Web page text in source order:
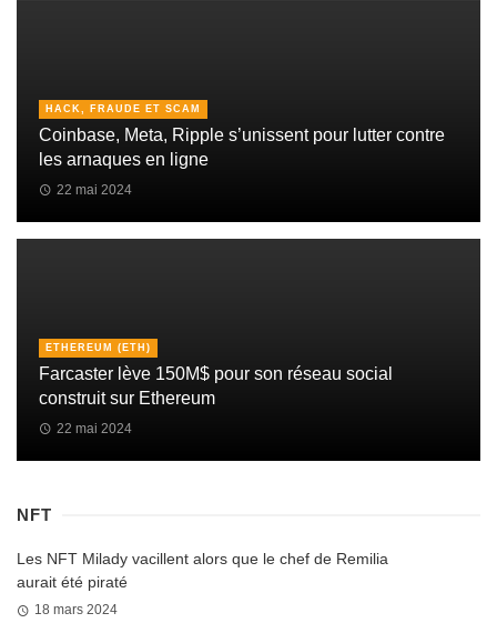
HACK, FRAUDE ET SCAM
Coinbase, Meta, Ripple s’unissent pour lutter contre
les arnaques en ligne
22 mai 2024
ETHEREUM (ETH)
Farcaster lève 150M$ pour son réseau social
construit sur Ethereum
22 mai 2024
NFT
Les NFT Milady vacillent alors que le chef de Remilia
aurait été piraté
18 mars 2024